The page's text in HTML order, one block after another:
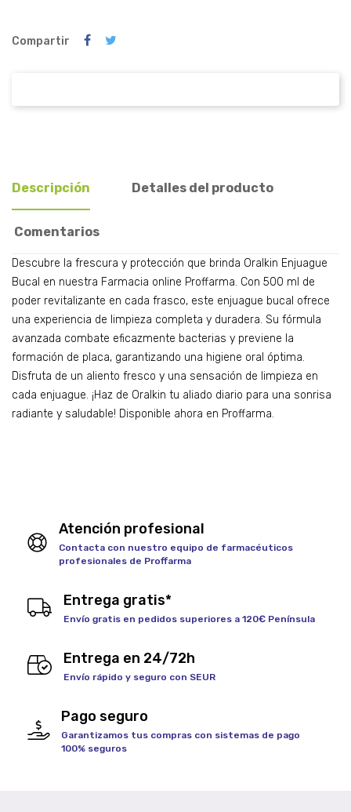
Compartir
Descripción Detalles del producto
Comentarios
Descubre la frescura y protección que brinda Oralkin Enjuague
Bucal en nuestra Farmacia online Proffarma. Con 500 ml de
poder revitalizante en cada frasco, este enjuague bucal ofrece
una experiencia de limpieza completa y duradera. Su fórmula
avanzada combate eficazmente bacterias y previene la
formación de placa, garantizando una higiene oral óptima.
Disfruta de un aliento fresco y una sensación de limpieza en
cada enjuague. ¡Haz de Oralkin tu aliado diario para una sonrisa
radiante y saludable! Disponible ahora en Proffarma.
Atención profesional
Contacta con nuestro equipo de farmacéuticos
profesionales de Proffarma
Entrega gratis*
Envío gratis en pedidos superiores a 120€ Península
Entrega en 24/72h
Envío rápido y seguro con SEUR
Pago seguro
Garantizamos tus compras con sistemas de pago
100% seguros